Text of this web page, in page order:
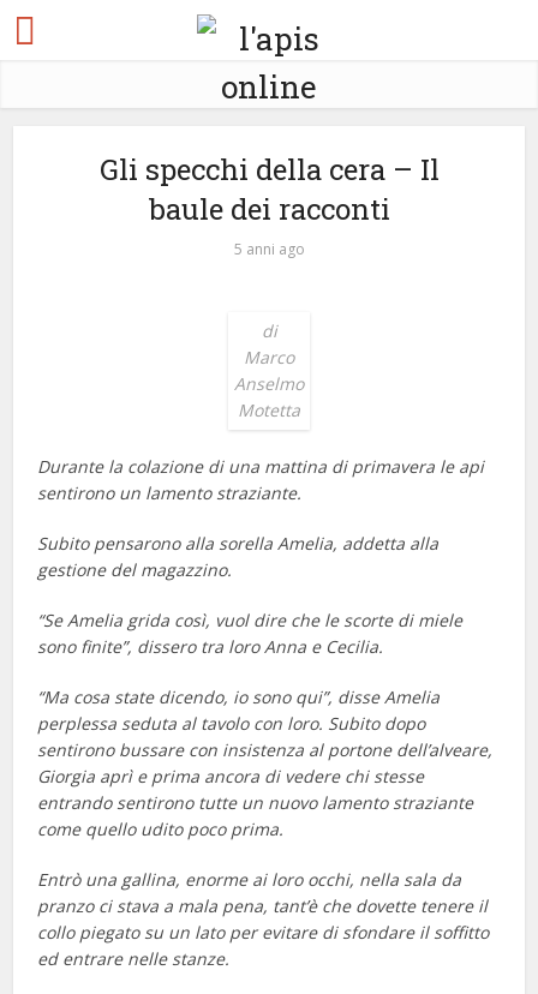
Gli specchi della cera – Il
baule dei racconti
5 anni ago
di
Marco
Anselmo
Motetta
Durante la colazione di una mattina di primavera le api
sentirono un lamento straziante.
Subito pensarono alla sorella Amelia, addetta alla
gestione del magazzino.
“Se Amelia grida così, vuol dire che le scorte di miele
sono finite”, dissero tra loro Anna e Cecilia.
“Ma cosa state dicendo, io sono qui”, disse Amelia
perplessa seduta al tavolo con loro. Subito dopo
sentirono bussare con insistenza al portone dell’alveare,
Giorgia aprì e prima ancora di vedere chi stesse
entrando sentirono tutte un nuovo lamento straziante
come quello udito poco prima.
Entrò una gallina, enorme ai loro occhi, nella sala da
pranzo ci stava a mala pena, tant’è che dovette tenere il
collo piegato su un lato per evitare di sfondare il soffitto
ed entrare nelle stanze.